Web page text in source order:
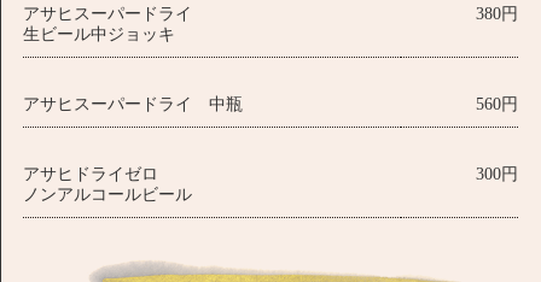
アサヒスーパードライ
生ビール中ジョッキ
380円
アサヒスーパードライ 中瓶 560円
アサヒドライゼロ
ノンアルコールビール
300円